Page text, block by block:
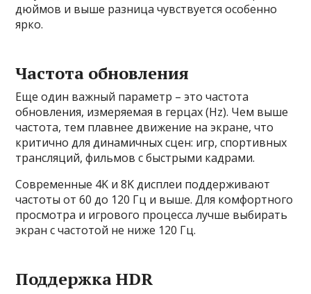
дюймов и выше разница чувствуется особенно
ярко.
Частота обновления
Еще один важный параметр – это частота
обновления, измеряемая в герцах (Hz). Чем выше
частота, тем плавнее движение на экране, что
критично для динамичных сцен: игр, спортивных
трансляций, фильмов с быстрыми кадрами.
Современные 4K и 8K дисплеи поддерживают
частоты от 60 до 120 Гц и выше. Для комфортного
просмотра и игрового процесса лучше выбирать
экран с частотой не ниже 120 Гц.
Поддержка HDR